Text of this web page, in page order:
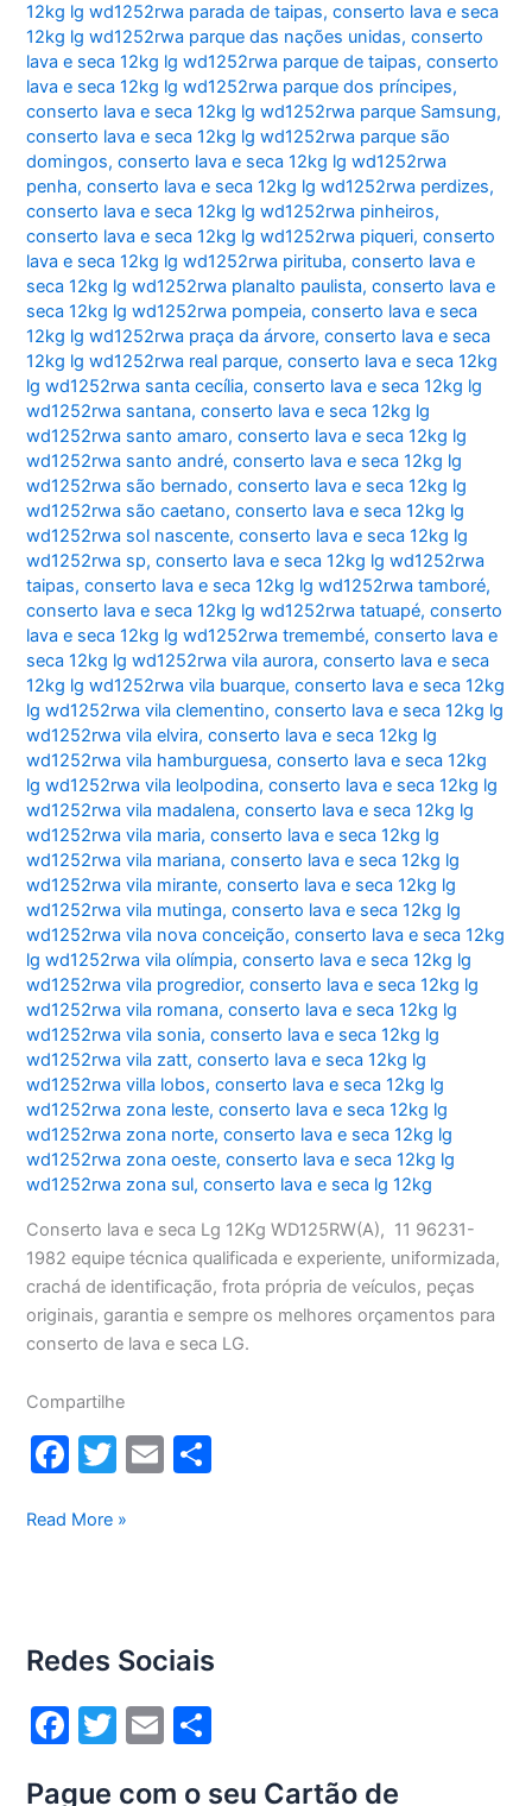
12kg lg wd1252rwa parada de taipas,conserto lava e seca
12kg lg wd1252rwa parque das nações unidas,conserto
lava e seca 12kg lg wd1252rwa parque de taipas,conserto
lava e seca 12kg lg wd1252rwa parque dos príncipes,
conserto lava e seca 12kg lg wd1252rwa parque Samsung,
conserto lava e seca 12kg lg wd1252rwa parque são
domingos,conserto lava e seca 12kg lg wd1252rwa
penha,conserto lava e seca 12kg lg wd1252rwa perdizes,
conserto lava e seca 12kg lg wd1252rwa pinheiros,
conserto lava e seca 12kg lg wd1252rwa piqueri,conserto
lava e seca 12kg lg wd1252rwa pirituba,conserto lava e
seca 12kg lg wd1252rwa planalto paulista,conserto lava e
seca 12kg lg wd1252rwa pompeia,conserto lava e seca
12kg lg wd1252rwa praça da árvore,conserto lava e seca
12kg lg wd1252rwa real parque,conserto lava e seca 12kg
lg wd1252rwa santa cecília,conserto lava e seca 12kg lg
wd1252rwa santana,conserto lava e seca 12kg lg
wd1252rwa santo amaro,conserto lava e seca 12kg lg
wd1252rwa santo andré,conserto lava e seca 12kg lg
wd1252rwa são bernado,conserto lava e seca 12kg lg
wd1252rwa são caetano,conserto lava e seca 12kg lg
wd1252rwa sol nascente,conserto lava e seca 12kg lg
wd1252rwa sp,conserto lava e seca 12kg lg wd1252rwa
taipas,conserto lava e seca 12kg lg wd1252rwa tamboré,
conserto lava e seca 12kg lg wd1252rwa tatuapé,conserto
lava e seca 12kg lg wd1252rwa tremembé,conserto lava e
seca 12kg lg wd1252rwa vila aurora,conserto lava e seca
12kg lg wd1252rwa vila buarque,conserto lava e seca 12kg
lg wd1252rwa vila clementino,conserto lava e seca 12kg lg
wd1252rwa vila elvira,conserto lava e seca 12kg lg
wd1252rwa vila hamburguesa,conserto lava e seca 12kg
lg wd1252rwa vila leolpodina,conserto lava e seca 12kg lg
wd1252rwa vila madalena,conserto lava e seca 12kg lg
wd1252rwa vila maria,conserto lava e seca 12kg lg
wd1252rwa vila mariana,conserto lava e seca 12kg lg
wd1252rwa vila mirante,conserto lava e seca 12kg lg
wd1252rwa vila mutinga,conserto lava e seca 12kg lg
wd1252rwa vila nova conceição,conserto lava e seca 12kg
lg wd1252rwa vila olímpia,conserto lava e seca 12kg lg
wd1252rwa vila progredior,conserto lava e seca 12kg lg
wd1252rwa vila romana,conserto lava e seca 12kg lg
wd1252rwa vila sonia,conserto lava e seca 12kg lg
wd1252rwa vila zatt,conserto lava e seca 12kg lg
wd1252rwa villa lobos,conserto lava e seca 12kg lg
wd1252rwa zona leste,conserto lava e seca 12kg lg
wd1252rwa zona norte,conserto lava e seca 12kg lg
wd1252rwa zona oeste,conserto lava e seca 12kg lg
wd1252rwa zona sul,conserto lava e seca lg 12kg
Conserto lava e seca Lg 12Kg WD125RW(A), 11 96231-
1982 equipe técnica qualificada e experiente, uniformizada,
crachá de identificação, frota própria de veículos, peças
originais, garantia e sempre os melhores orçamentos para
conserto de lava e seca LG.
Compartilhe
F
c
o
o
k
T
itt
E
Conserto
12Kg
Read More »
Redes Sociais
F
T
E
Pague com o seu Cartão de